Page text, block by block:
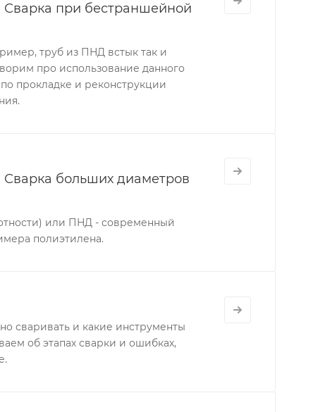
при бестраншейной
труб из ПНД встык так и
про использование данного
прокладке и реконструкции
больших диаметров
или ПНД - современный
полиэтилена.
сваривать и какие инструменты
об этапах сварки и ошибках,